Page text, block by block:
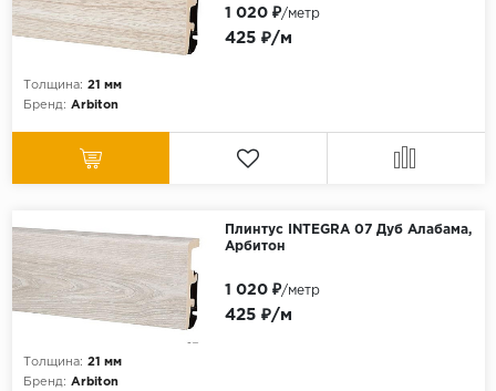
Толщина: 21 мм
Бренд: Arbiton
425 ₽/м
1 020 ₽/метр
Плинтус INTEGRA 07 Дуб Алабама,
Арбитон
Толщина: 21 мм
Бренд: Arbiton
425 ₽/м
1 020 ₽/метр